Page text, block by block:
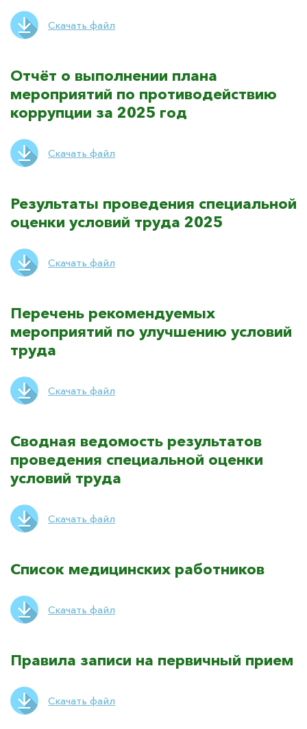
Скачать файл
Отчёт о выполнении плана
мероприятий по противодействию
коррупции за 2025 год
Скачать файл
Результаты проведения специальной
оценки условий труда 2025
Скачать файл
Перечень рекомендуемых
мероприятий по улучшению условий
труда
Скачать файл
Сводная ведомость результатов
проведения специальной оценки
условий труда
Скачать файл
Список медицинских работников
Скачать файл
Правила записи на первичный прием
Скачать файл